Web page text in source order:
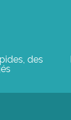
des